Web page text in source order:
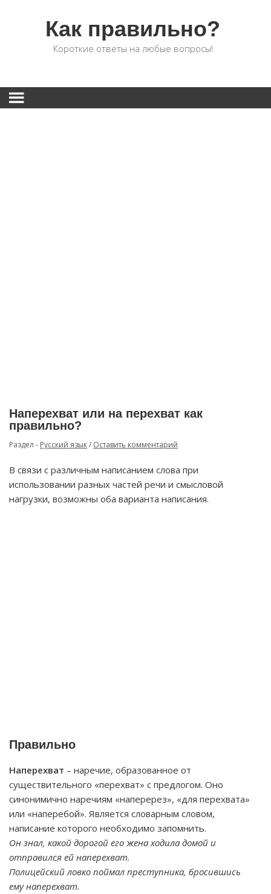
Как правильно?
Короткие ответы на любые вопросы!
Наперехват или на перехват как
правильно?
Раздел - Русский язык/ Оставить комментарий
В связи с различным написанием слова при
использовании разных частей речи и смысловой
нагрузки, возможны оба варианта написания.
Правильно
Наперехват – наречие, образованное от
существительного «перехват» с предлогом. Оно
синонимично наречиям «наперерез», «для перехвата»
или «наперебой». Является словарным словом,
написание которого необходимо запомнить.
Он знал, какой дорогой его жена ходила домой и
отправился ей наперехват.
Полицейский ловко поймал преступника, бросившись
ему наперехват.